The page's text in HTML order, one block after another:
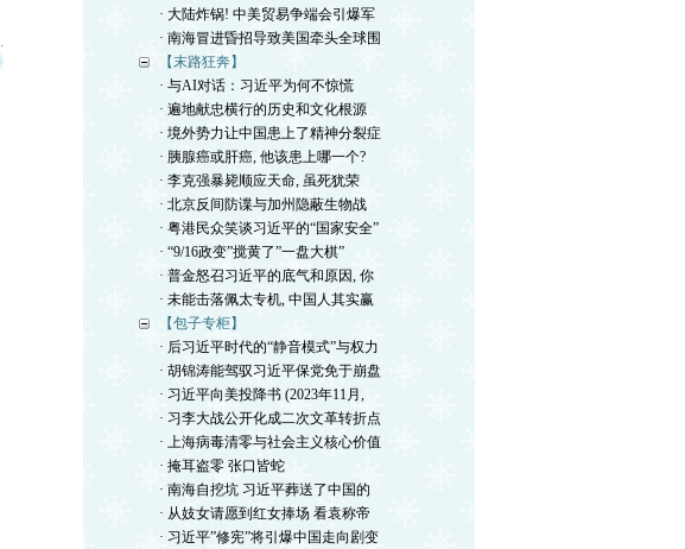
· 大陆炸锅! 中美贸易争端会引爆军
· 南海冒进昏招导致美国牵头全球围
【末路狂奔】
· 与AI对话：习近平为何不惊慌
· 遍地献忠横行的历史和文化根源
· 境外势力让中国患上了精神分裂症
· 胰腺癌或肝癌, 他该患上哪一个?
· 李克强暴毙顺应天命, 虽死犹荣
· 北京反间防谍与加州隐蔽生物战
· 粤港民众笑谈习近平的“国家安全”
· “9/16政变”搅黄了”一盘大棋”
· 普金怒召习近平的底气和原因, 你
· 未能击落佩太专机, 中国人其实赢
【包子专柜】
· 后习近平时代的“静音模式”与权力
· 胡锦涛能驾驭习近平保党免于崩盘
· 习近平向美投降书 (2023年11月,
· 习李大战公开化成二次文革转折点
· 上海病毒清零与社会主义核心价值
· 掩耳盗零 张口皆蛇
· 南海自挖坑 习近平葬送了中国的
· 从妓女请愿到红女捧场 看袁称帝
· 习近平”修宪”将引爆中国走向剧变